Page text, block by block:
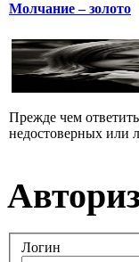
Молчание – золото
Прежде чем
недостоверных или
Логин